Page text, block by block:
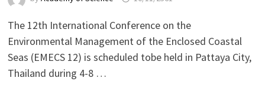
The 12th International Conference on the
Environmental Management of the Enclosed Coastal
Seas (EMECS 12) is scheduled tobe held in Pattaya City,
Thailand during 4-8 …